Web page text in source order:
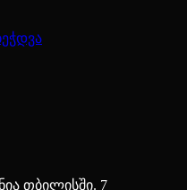
თბილისში. 7